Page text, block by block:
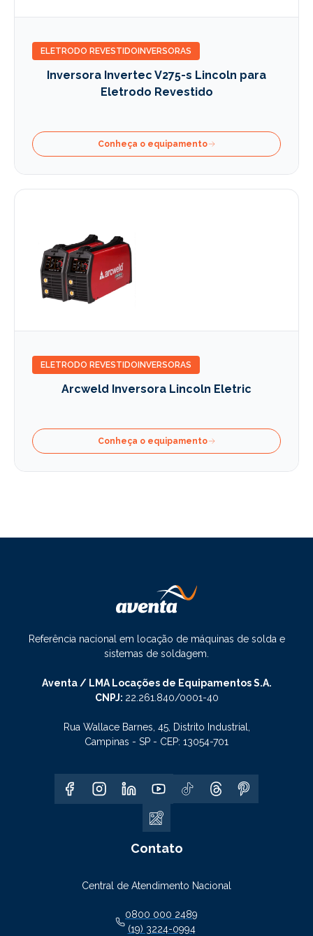
ELETRODO REVESTIDO INVERSORAS
Inversora Invertec V275-s Lincoln para
Eletrodo Revestido
Conheça o equipamento
ELETRODO REVESTIDO INVERSORAS
Arcweld Inversora Lincoln Eletric
Conheça o equipamento
Referência nacional em locação de máquinas de solda e
sistemas de soldagem.
Aventa / LMA Locações de Equipamentos S.A.
CNPJ: 22.261.840/0001-40
Rua Wallace Barnes, 45, Distrito Industrial,
Campinas - SP - CEP: 13054-701
Contato
Central de Atendimento Nacional
0800 000 2489
(19) 3224-0994